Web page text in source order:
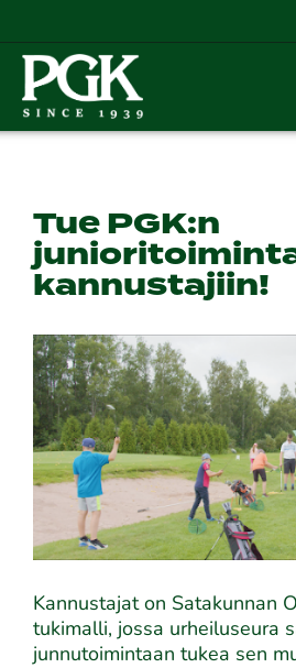
Tue PGK:n
kannustajiin!
Kannustajat on Satakunnan
tukimalli, jossa urheiluseura
junnutoimintaan tukea sen